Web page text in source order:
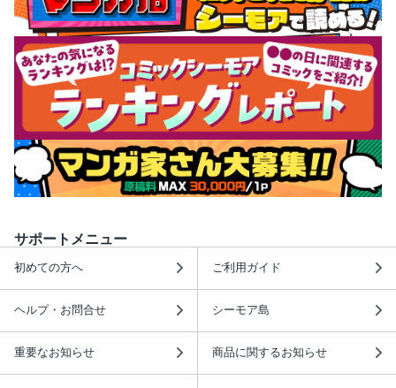
サポートメニュー
初めての方へ ご利用ガイド
ヘルプ・お問合せ シーモア島
重要なお知らせ 商品に関するお知らせ